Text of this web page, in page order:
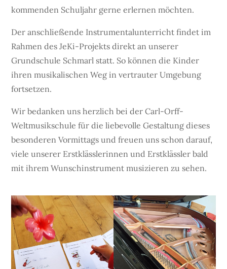
kommenden Schuljahr gerne erlernen möchten.
Der anschließende Instrumentalunterricht findet im
Rahmen des JeKi-Projekts direkt an unserer
Grundschule Schmarl statt. So können die Kinder
ihren musikalischen Weg in vertrauter Umgebung
fortsetzen.
Wir bedanken uns herzlich bei der Carl-Orff-
Weltmusikschule für die liebevolle Gestaltung dieses
besonderen Vormittags und freuen uns schon darauf,
viele unserer Erstklässlerinnen und Erstklässler bald
mit ihrem Wunschinstrument musizieren zu sehen.